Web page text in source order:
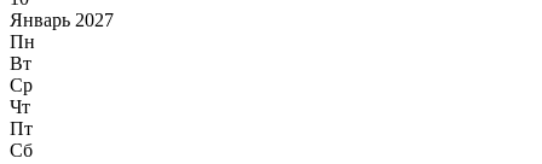
Январь 2027
Пн
Вт
Ср
Чт
Пт
Сб